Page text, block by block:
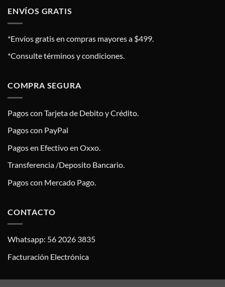
ENVÍOS GRATIS
*Envíos gratis en compras mayores a $499.
*Consulte términos y condiciones.
COMPRA SEGURA
Pagos con Tarjeta de Debito y Crédito.
Pagos con PayPal
Pagos en Efectivo en Oxxo.
Transferencia /Deposito Bancario.
Pagos con Mercado Pago.
CONTACTO
Whatsapp: 56 2026 3835
Facturación Electrónica